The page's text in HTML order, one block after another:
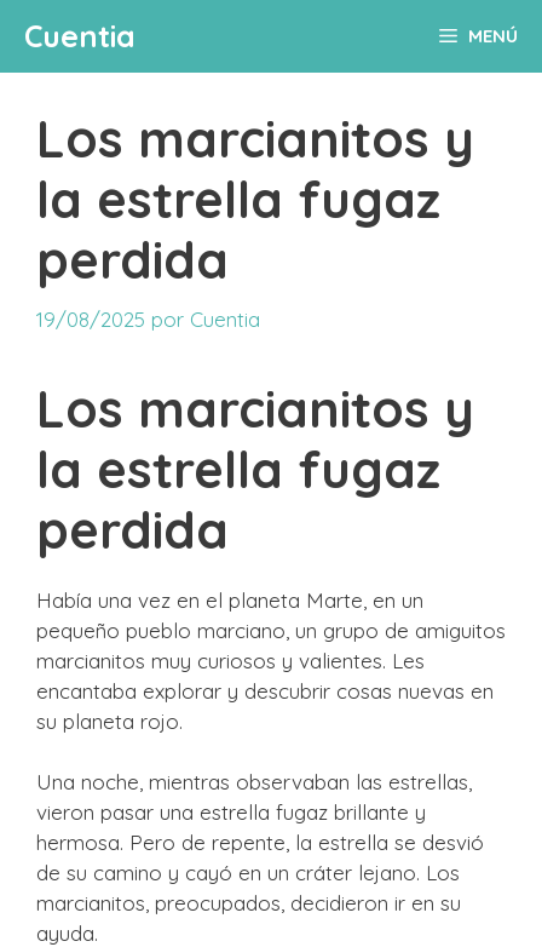
contenido
Cuentia MENÚ
Los marcianitos y
la estrella fugaz
perdida
19/08/2025 por Cuentia
Los marcianitos y
la estrella fugaz
perdida
Había una vez en el planeta Marte, en un
pequeño pueblo marciano, un grupo de amiguitos
marcianitos muy curiosos y valientes. Les
encantaba explorar y descubrir cosas nuevas en
su planeta rojo.
Una noche, mientras observaban las estrellas,
vieron pasar una estrella fugaz brillante y
hermosa. Pero de repente, la estrella se desvió
de su camino y cayó en un cráter lejano. Los
marcianitos, preocupados, decidieron ir en su
ayuda.